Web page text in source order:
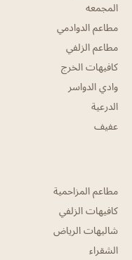
المجمعه
مطاعم الدوادمي
مطاعم الزلفي
كافيهات الخرج
وادي الدواسر
الدرعية
عفيف
مطاعم المزاحمية
كافيهات الزلفي
شاليهات الرياض
الشقراء